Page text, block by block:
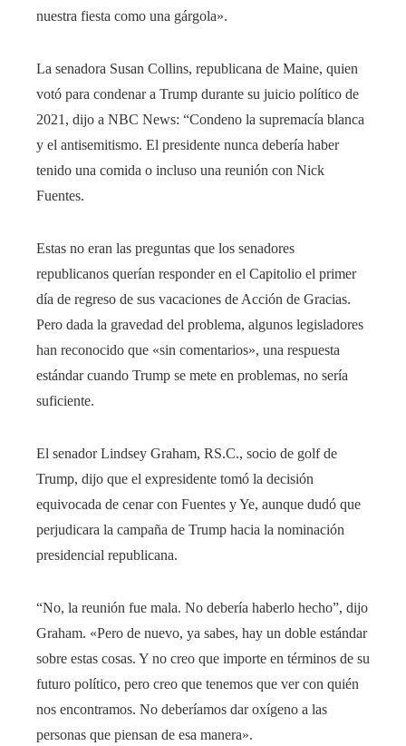
nuestra fiesta como una gárgola».
La senadora Susan Collins, republicana de Maine, quien
votó para condenar a Trump durante su juicio político de
2021, dijo a NBC News: “Condeno la supremacía blanca
y el antisemitismo. El presidente nunca debería haber
tenido una comida o incluso una reunión con Nick
Fuentes.
Estas no eran las preguntas que los senadores
republicanos querían responder en el Capitolio el primer
día de regreso de sus vacaciones de Acción de Gracias.
Pero dada la gravedad del problema, algunos legisladores
han reconocido que «sin comentarios», una respuesta
estándar cuando Trump se mete en problemas, no sería
suficiente.
El senador Lindsey Graham, RS.C., socio de golf de
Trump, dijo que el expresidente tomó la decisión
equivocada de cenar con Fuentes y Ye, aunque dudó que
perjudicara la campaña de Trump hacia la nominación
presidencial republicana.
“No, la reunión fue mala. No debería haberlo hecho”, dijo
Graham. «Pero de nuevo, ya sabes, hay un doble estándar
sobre estas cosas. Y no creo que importe en términos de su
futuro político, pero creo que tenemos que ver con quién
nos encontramos. No deberíamos dar oxígeno a las
personas que piensan de esa manera».